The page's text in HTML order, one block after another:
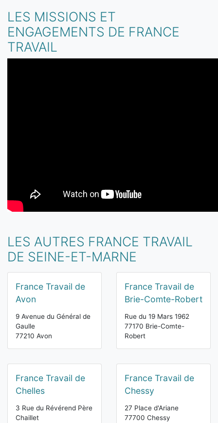
LES MISSIONS ET
ENGAGEMENTS DE FRANCE
TRAVAIL
LES AUTRES FRANCE TRAVAIL
DE SEINE-ET-MARNE
France Travail de
Avon
9 Avenue du Général de
Gaulle
77210 Avon
France Travail de
Brie-Comte-Robert
Rue du 19 Mars 1962
77170 Brie-Comte-
Robert
France Travail de
Chelles
3 Rue du Révérend Père
Chaillet
France Travail de
Chessy
27 Place d'Ariane
77700 Chessy